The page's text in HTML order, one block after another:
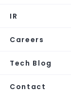
IR
Careers
Tech Blog
Contact